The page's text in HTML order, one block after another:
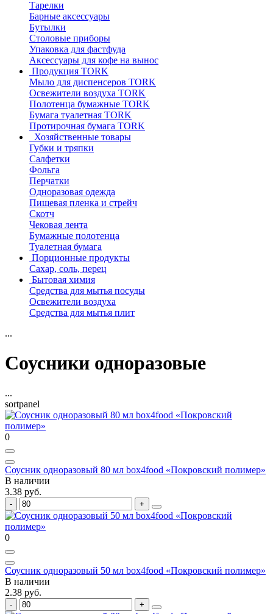
Тарелки
Барные аксессуары
Бутылки
Столовые приборы
Упаковка для фастфуда
Аксессуары для кофе на вынос
Продукция TORK
Мыло для диспенсеров TORK
Освежители воздуха TORK
Полотенца бумажные TORK
Бумага туалетная TORK
Протирочная бумага TORK
Хозяйственные товары
Губки и тряпки
Салфетки
Фольга
Перчатки
Одноразовая одежда
Пищевая пленка и стрейч
Скотч
Чековая лента
Бумажные полотенца
Туалетная бумага
Порционные продукты
Сахар, соль, перец
Бытовая химия
Средства для мытья посуды
Освежители воздуха
Средства для мытья плит
...
Соусники одноразовые
...
sortpanel
0
Соусник одноразовый 80 мл box4food «Покровский полимер»
В наличии
3.38 руб.
0
Соусник одноразовый 50 мл box4food «Покровский полимер»
В наличии
2.38 руб.